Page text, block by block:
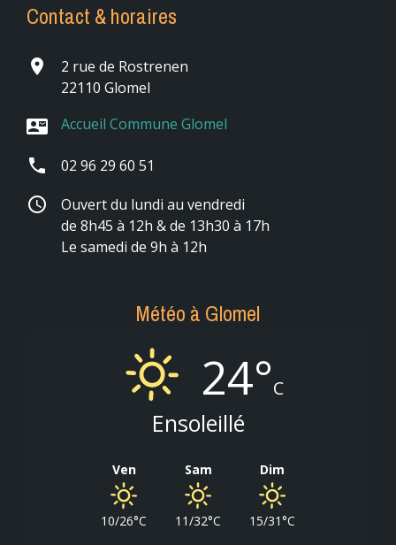
Contact & horaires
place
2 rue de Rostrenen
22110 Glomel
contact_mail Accueil Commune Glomel
phone 02 96 29 60 51
schedule
Ouvert du lundi au vendredi
de 8h45 à 12h & de 13h30 à 17h
Le samedi de 9h à 12h
Météo à Glomel
24°C
Ensoleillé
Ven
10/26°C
Sam
11/32°C
Dim
15/31°C